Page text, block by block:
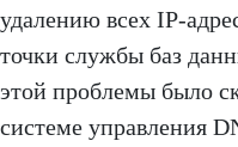
удалению всех IP-
точки службы баз
этой проблемы было
системе управления